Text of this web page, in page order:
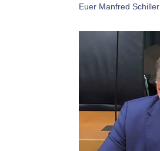
Euer Manfred Schiller